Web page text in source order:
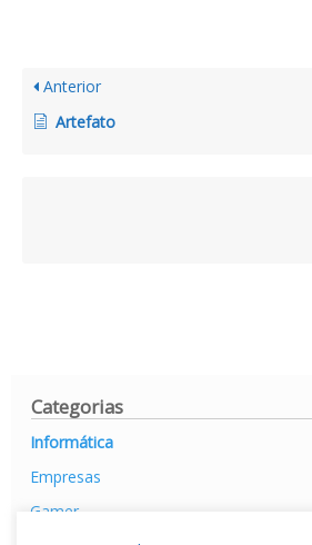
Categorias
Informática
Empresas
Gamer
Anterior
Artefato